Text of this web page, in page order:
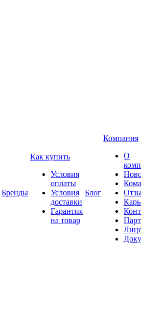
Бренды
Как купить
Условия
оплаты
Условия
доставки
Гарантия
на товар
Блог
Компания
О